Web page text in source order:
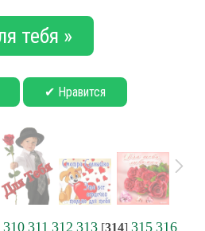
тебя »
✔ Нравится
310 311 312 313 [314] 315 316